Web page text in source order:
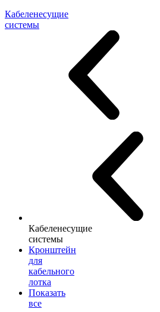
Кабеленесущие
системы
Кабеленесущие
системы
Кронштейн
для
кабельного
лотка
Показать
все